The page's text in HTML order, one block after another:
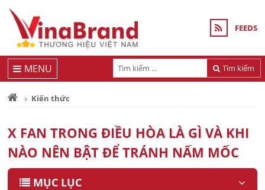
FEEDS
Tìm kiếm
MENU
Kiến thức
X FAN TRONG ĐIỀU HÒA LÀ GÌ VÀ KHI
NÀO NÊN BẬT ĐỂ TRÁNH NẤM MỐC
MỤC LỤC